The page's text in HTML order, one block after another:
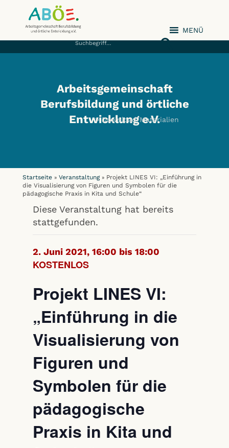
Download/Materialien
MENÜ
Arbeitsgemeinschaft
Berufsbildung und örtliche
Entwicklung e.V.
Startseite » Veranstaltung» Projekt LINES VI: „Einführung in
die Visualisierung von Figuren und Symbolen für die
pädagogische Praxis in Kita und Schule“
Diese Veranstaltung hat bereits
stattgefunden.
2. Juni 2021, 16:00 bis 18:00
KOSTENLOS
Projekt LINES VI:
„Einführung in die
Visualisierung von
Figuren und
Symbolen für die
pädagogische
Praxis in Kita und